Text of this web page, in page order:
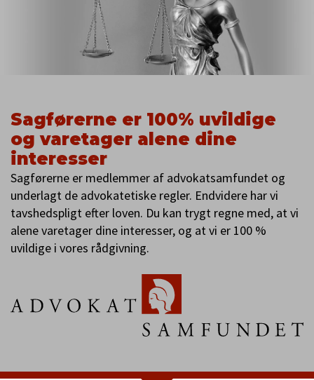
Sagførerne er 100% uvildige
og varetager alene dine
interesser
Sagførerne er medlemmer af advokatsamfundet og
underlagt de advokatetiske regler. Endvidere har vi
tavshedspligt efter loven. Du kan trygt regne med, at vi
alene varetager dine interesser, og at vi er 100 %
uvildige i vores rådgivning.